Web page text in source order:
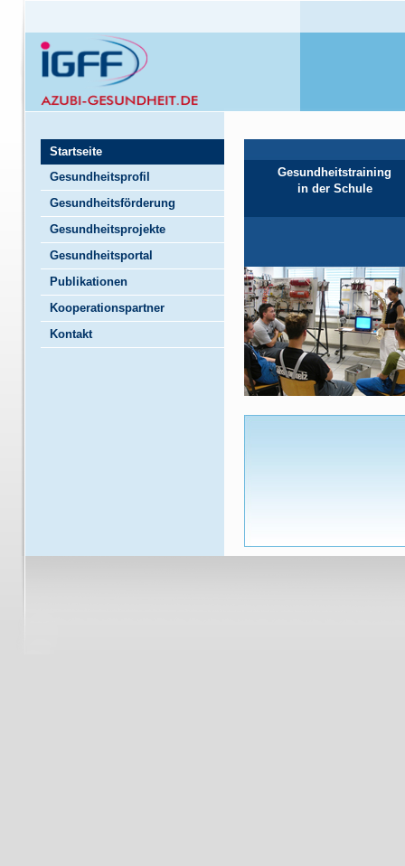
Startseite
Gesundheitsprofil
Gesundheitsförderung
Gesundheitsprojekte
Gesundheitsportal
Publikationen
Kooperationspartner
Kontakt
Gesundheitstraining
in der Schule